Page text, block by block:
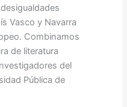
Vasco y Navarra
Combinamos
de literatura
del
Pública de